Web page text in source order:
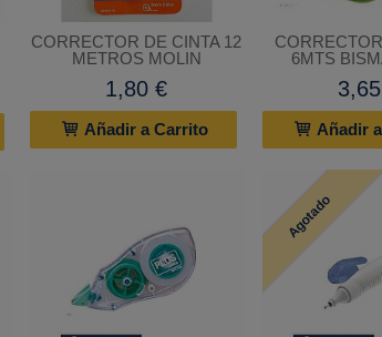
CORRECTOR DE CINTA 12
METROS MOLIN
1,80 €
Añadir a Carrito
6MTS
Añadir
Agotado